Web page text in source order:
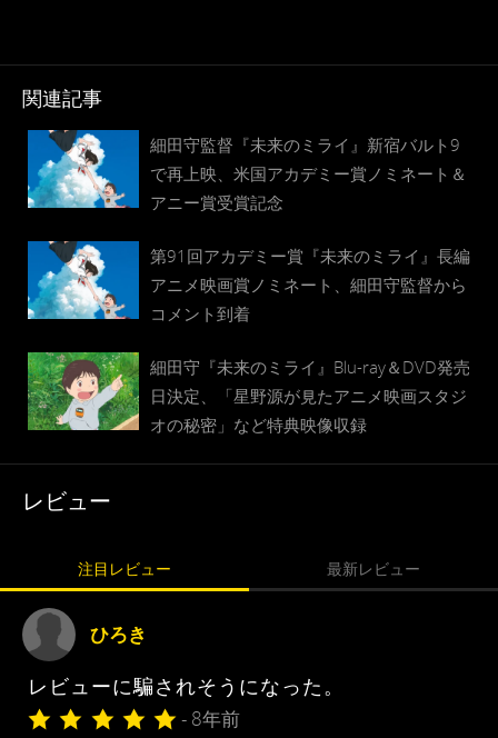
関連記事
細田守監督『未来のミライ』新宿バルト9
で再上映、米国アカデミー賞ノミネート＆
アニー賞受賞記念
第91回アカデミー賞『未来のミライ』長編
アニメ映画賞ノミネート、細田守監督から
コメント到着
細田守『未来のミライ』Blu-ray＆DVD発売
日決定、「星野源が見たアニメ映画スタジ
オの秘密」など特典映像収録
レビュー
注目レビュー 最新レビュー
ひろき
レビューに騙されそうになった。
- 8年前